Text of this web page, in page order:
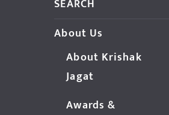
SEARCH
About Us
About Krishak
Jagat
Awards &